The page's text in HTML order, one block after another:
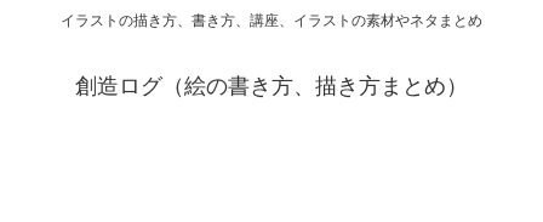
イラストの描き方、書き方、講座、イラストの素材やネタまとめ
創造ログ（絵の書き方、描き方まとめ）